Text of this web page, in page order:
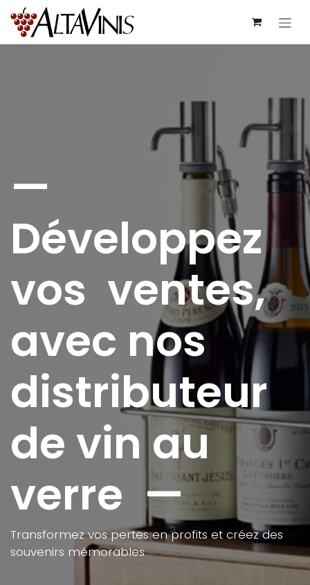
Skip to Content
—
Développez
vos ventes,
avec nos
distributeur
de vin au
verre —
Transformez vos pertes en profits et créez des
souvenirs mémorables